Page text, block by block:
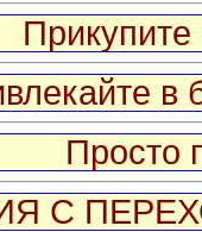
в
Просто
С